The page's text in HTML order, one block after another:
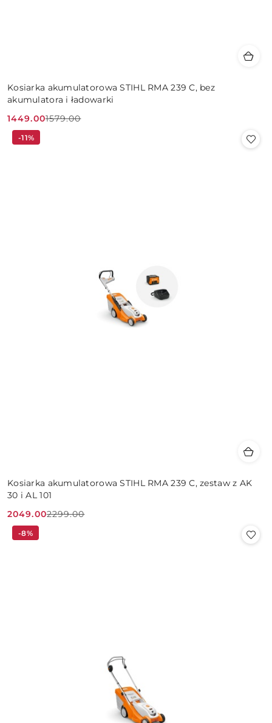
Kosiarka akumulatorowa STIHL RMA 239 C, bez
akumulatora i ładowarki
Cena
promocyjna:
1449.00
Cena
przed
1579.00
Kosiarka akumulatorowa STIHL RMA 239 C, zestaw z AK
30 i AL 101
Cena
promocyjna:
2049.00
Cena
przed
2299.00
-11%
-8%